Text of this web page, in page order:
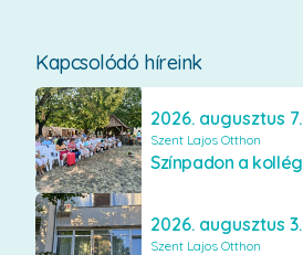
Kapcsolódó híreink
2026. augusztus 7.
Szent Lajos Otthon
2026. augusztus 3.
Szent Lajos Otthon